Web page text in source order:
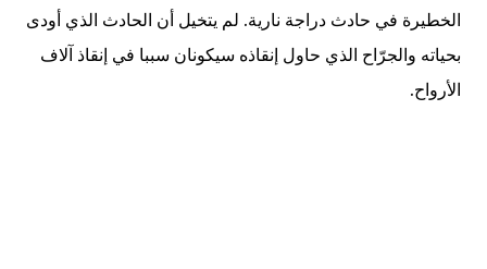
الخطيرة في حادث دراجة نارية. لم يتخيل أن الحادث الذي أودى
بحياته والجرّاح الذي حاول إنقاذه سيكونان سببا في إنقاذ آلاف
الأرواح.